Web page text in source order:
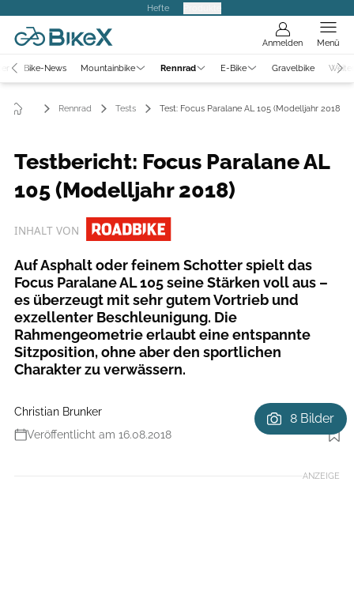
Hefte
Anmelden Menü
Bike-News Mountainbike Rennrad E-Bike Gravelbike
Rennrad Tests Test: Focus Paralane AL 105 (Modelljahr 2018)
Testbericht: Focus Paralane AL
105 (Modelljahr 2018)
INHALT VON
Auf Asphalt oder feinem Schotter spielt das
Focus Paralane AL 105 seine Stärken voll aus –
es überzeugt mit sehr gutem Vortrieb und
exzellenter Beschleunigung. Die
Rahmengeometrie erlaubt eine entspannte
Sitzposition, ohne aber den sportlichen
Charakter zu verwässern.
Christian Brunker
Veröffentlicht am 16.08.2018
Foto: Benjamin Hahn
8 Bilder
ANZEIGE